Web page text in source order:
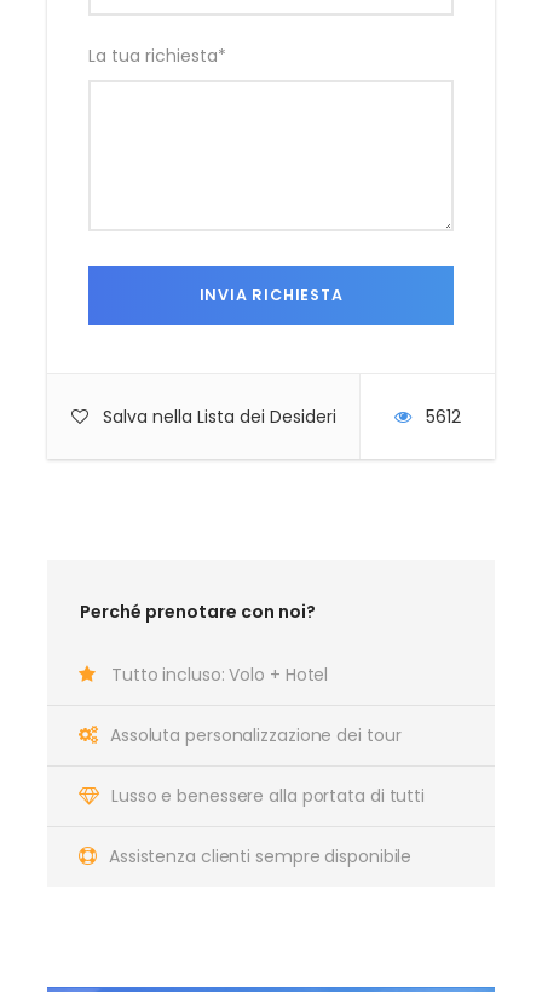
La tua richiesta*
Salva nella Lista dei Desideri 5612
Perché prenotare con noi?
Tutto incluso: Volo + Hotel
Assoluta personalizzazione dei tour
Lusso e benessere alla portata di tutti
Assistenza clienti sempre disponibile